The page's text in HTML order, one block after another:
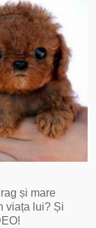
și mare
viața lui? Și